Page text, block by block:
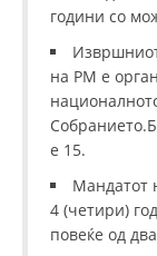
години со
на РМ е
е 15.
Мандатот
4 (четири)
повеќе од